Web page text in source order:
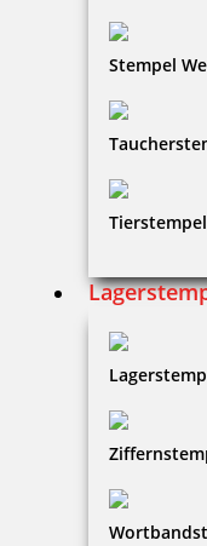
Stempel
Tierstempel
Jetzt gestalten
Der Modico-
Linien und
Stempelfarbe in
für alle gedacht,